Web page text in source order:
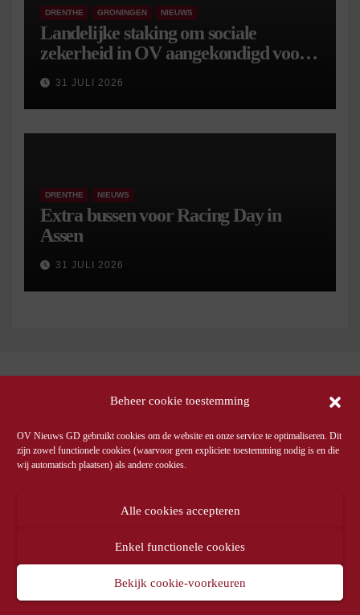
Beheer cookie toestemming
OV Nieuws GD gebruikt cookies om de website en onze service te optimaliseren. Dit
zijn zowel functionele cookies (waarvoor geen expliciete toestemming nodig is en die
wij automatisch plaatsen) als andere cookies.
Alle cookies accepteren
Enkel functionele cookies
Bekijk cookie-voorkeuren
DRENTHE GRONINGEN NIEUWS
Landelijke staking om sociale
zekerheid in OV aangekondigd voor 9
september
31 JULI 2026
DRENTHE NIEUWS
Extra bussen voor Racing Day in
Assen
31 JULI 2026
© OV Nieuws GD - Privacyverklaring